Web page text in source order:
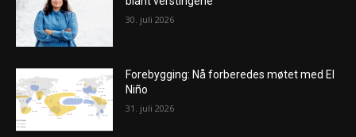
30. juli 2026
Forebygging: Nå forberedes møtet med El
Niño
31. juli 2026